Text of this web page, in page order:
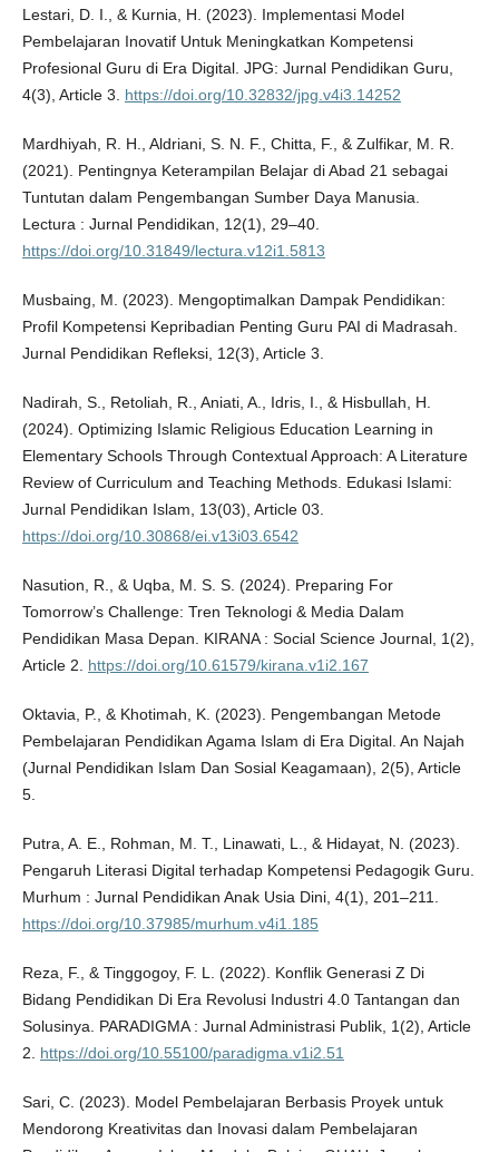
Lestari, D. I., & Kurnia, H. (2023). Implementasi Model
Pembelajaran Inovatif Untuk Meningkatkan Kompetensi
Profesional Guru di Era Digital. JPG: Jurnal Pendidikan Guru,
4(3), Article 3. https://doi.org/10.32832/jpg.v4i3.14252
Mardhiyah, R. H., Aldriani, S. N. F., Chitta, F., & Zulfikar, M. R.
(2021). Pentingnya Keterampilan Belajar di Abad 21 sebagai
Tuntutan dalam Pengembangan Sumber Daya Manusia.
Lectura : Jurnal Pendidikan, 12(1), 29–40.
https://doi.org/10.31849/lectura.v12i1.5813
Musbaing, M. (2023). Mengoptimalkan Dampak Pendidikan:
Profil Kompetensi Kepribadian Penting Guru PAI di Madrasah.
Jurnal Pendidikan Refleksi, 12(3), Article 3.
Nadirah, S., Retoliah, R., Aniati, A., Idris, I., & Hisbullah, H.
(2024). Optimizing Islamic Religious Education Learning in
Elementary Schools Through Contextual Approach: A Literature
Review of Curriculum and Teaching Methods. Edukasi Islami:
Jurnal Pendidikan Islam, 13(03), Article 03.
https://doi.org/10.30868/ei.v13i03.6542
Nasution, R., & Uqba, M. S. S. (2024). Preparing For
Tomorrow’s Challenge: Tren Teknologi & Media Dalam
Pendidikan Masa Depan. KIRANA : Social Science Journal, 1(2),
Article 2. https://doi.org/10.61579/kirana.v1i2.167
Oktavia, P., & Khotimah, K. (2023). Pengembangan Metode
Pembelajaran Pendidikan Agama Islam di Era Digital. An Najah
(Jurnal Pendidikan Islam Dan Sosial Keagamaan), 2(5), Article
5.
Putra, A. E., Rohman, M. T., Linawati, L., & Hidayat, N. (2023).
Pengaruh Literasi Digital terhadap Kompetensi Pedagogik Guru.
Murhum : Jurnal Pendidikan Anak Usia Dini, 4(1), 201–211.
https://doi.org/10.37985/murhum.v4i1.185
Reza, F., & Tinggogoy, F. L. (2022). Konflik Generasi Z Di
Bidang Pendidikan Di Era Revolusi Industri 4.0 Tantangan dan
Solusinya. PARADIGMA : Jurnal Administrasi Publik, 1(2), Article
2. https://doi.org/10.55100/paradigma.v1i2.51
Sari, C. (2023). Model Pembelajaran Berbasis Proyek untuk
Mendorong Kreativitas dan Inovasi dalam Pembelajaran